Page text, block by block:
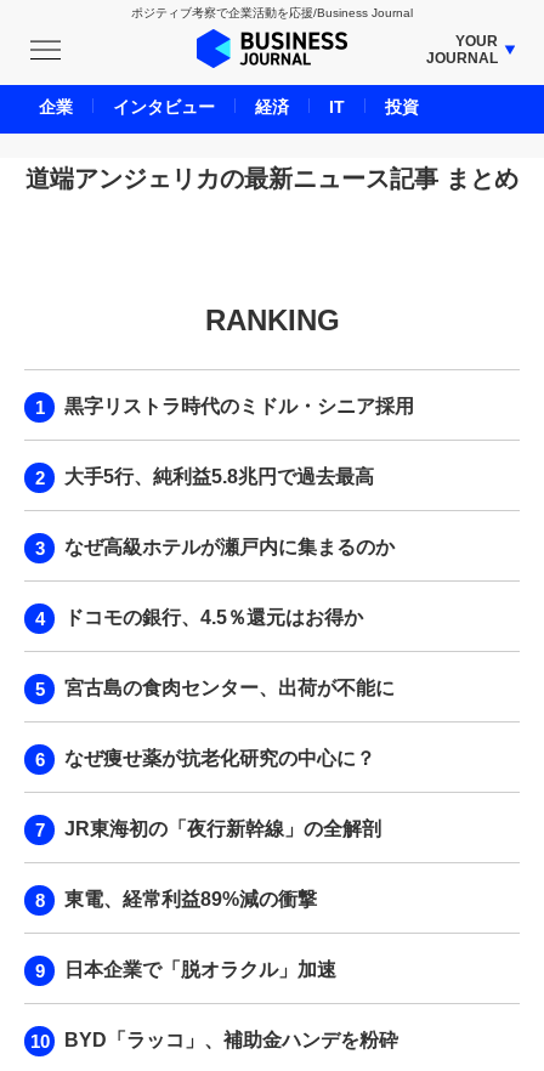
ポジティブ考察で企業活動を応援/Business Journal
YOUR
JOURNAL
BUSINESS JOURNAL
UNICORN JOURNAL
CARBON CREDITS JOURNAL
LIFE ENDING JOURNAL
BPaaS JOURNAL
道端アンジェリカの最新ニュース記事 まとめ
RANKING
黒字リストラ時代のミドル・シニア採用
大手5行、純利益5.8兆円で過去最高
なぜ高級ホテルが瀬戸内に集まるのか
ドコモの銀行、4.5％還元はお得か
宮古島の食肉センター、出荷が不能に
なぜ痩せ薬が抗老化研究の中心に？
JR東海初の「夜行新幹線」の全解剖
東電、経常利益89%減の衝撃
日本企業で「脱オラクル」加速
BYD「ラッコ」、補助金ハンデを粉砕
企業 インタビュー 経済 IT 投資